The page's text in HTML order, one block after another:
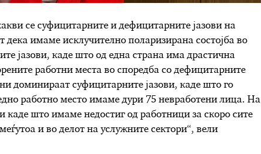
се суфицитарните и дефицитарните јазови на
дека имаме исклучително поларизирана состојба во
јазови, каде што од една страна има драстична
работни места во споредба со дефицитарните
доминираат суфицитарните јазови, каде што го
работно место имаме дури 75 невработени лица. На
каде што имаме недостиг од работници за скоро сите
и во делот на услужните сектори“, вели